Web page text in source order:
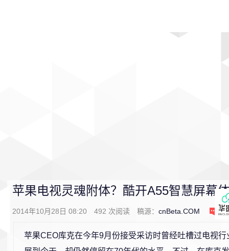
苹果电视灵魂附体？酷开A55智慧屏幕
2014年10月28日 08:20 492 次阅读 稿源： cnBeta.COM 0
苹果CEO库克在今年9月份接受采访时曾经吐槽过电视